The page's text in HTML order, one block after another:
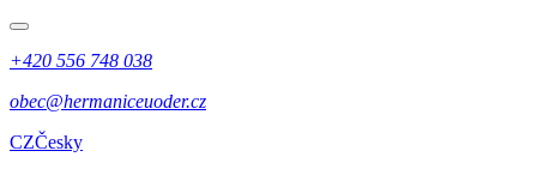
+420 556 748 038
obec@hermaniceuoder.cz
CZČesky